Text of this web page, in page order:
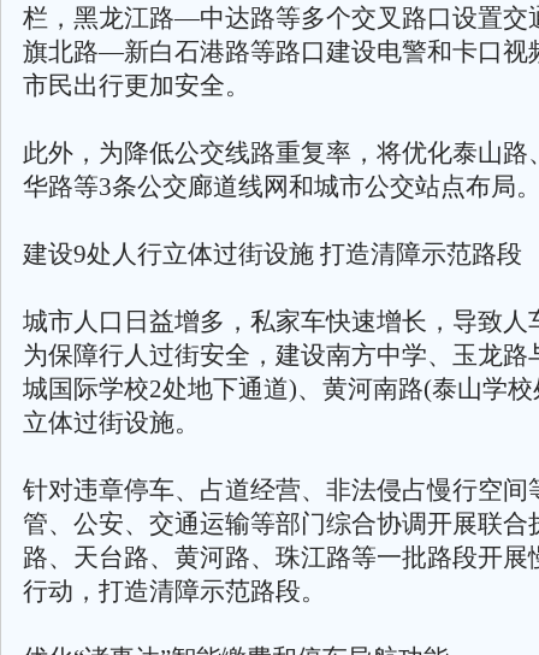
栏，黑龙江路—中达路等多个交叉路口设置交
旗北路—新白石港路等路口建设电警和卡口视
市民出行更加安全。
此外，为降低公交线路重复率，将优化泰山路
华路等3条公交廊道线网和城市公交站点布局
建设9处人行立体过街设施 打造清障示范路段
城市人口日益增多，私家车快速增长，导致人
为保障行人过街安全，建设南方中学、玉龙路
城国际学校2处地下通道)、黄河南路(泰山学
立体过街设施。
针对违章停车、占道经营、非法侵占慢行空间
管、公安、交通运输等部门综合协调开展联合
路、天台路、黄河路、珠江路等一批路段开展
行动，打造清障示范路段。